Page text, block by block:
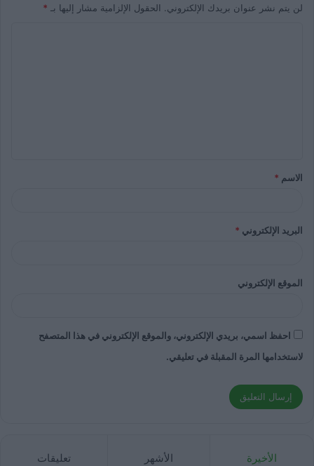
لن يتم نشر عنوان بريدك الإلكتروني. الحقول الإلزامية مشار إليها بـ *
الاسم *
البريد الإلكتروني *
الموقع الإلكتروني
احفظ اسمي، بريدي الإلكتروني، والموقع الإلكتروني في هذا المتصفح
لاستخدامها المرة المقبلة في تعليقي.
الأخيرة الأشهر تعليقات